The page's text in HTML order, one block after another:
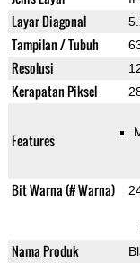
Layar Diagonal
Tampilan / Tubuh
Resolusi
Kerapatan Piksel
Features
Bit Warna (# Warna)
Nama Produk